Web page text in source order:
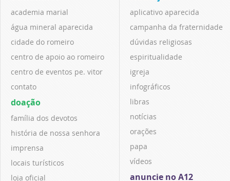
academia marial
água mineral aparecida
cidade do romeiro
centro de apoio ao romeiro
centro de eventos pe. vitor
contato
doação
família dos devotos
história de nossa senhora
imprensa
locais turísticos
loja oficial
aplicativo aparecida
campanha da fraternidade
dúvidas religiosas
espiritualidade
igreja
infográficos
libras
notícias
orações
papa
vídeos
anuncie no A12